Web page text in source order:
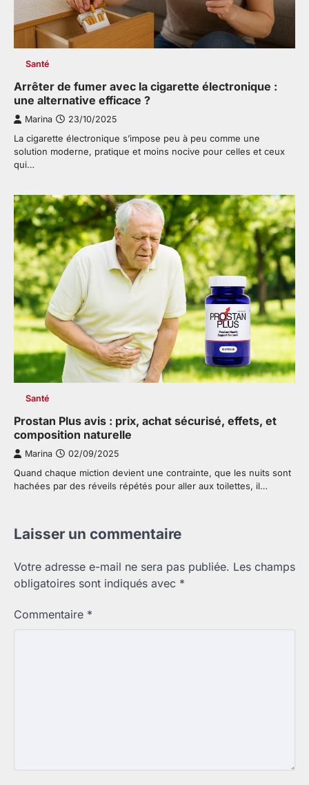
Santé
Arrêter de fumer avec la cigarette électronique :
une alternative efficace ?
Marina 23/10/2025
La cigarette électronique s’impose peu à peu comme une
solution moderne, pratique et moins nocive pour celles et ceux
qui…
Santé
Prostan Plus avis : prix, achat sécurisé, effets, et
composition naturelle
Marina 02/09/2025
Quand chaque miction devient une contrainte, que les nuits sont
hachées par des réveils répétés pour aller aux toilettes, il…
Laisser un commentaire
Votre adresse e-mail ne sera pas publiée. Les champs
obligatoires sont indiqués avec *
Commentaire *